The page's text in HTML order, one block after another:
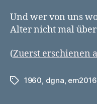
Und wer von uns
Alter nicht mal über
(Zuerst erschienen
Schlagwörter
1960, dgna, em2016